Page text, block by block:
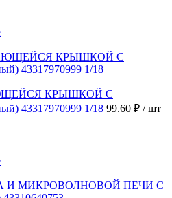
КРЫШКОЙ С
43317970999 1/18 99.60 ₽ / шт